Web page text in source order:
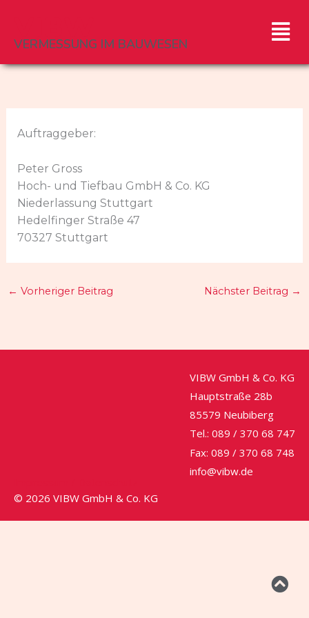
springen
VERMESSUNG IM BAUWESEN
Menü
Auftraggeber:
Peter Gross
Hoch- und Tiefbau GmbH & Co. KG
Niederlassung Stuttgart
Hedelfinger Straße 47
70327 Stuttgart
← Vorheriger Beitrag Nächster Beitrag →
VIBW GmbH & Co. KG
Hauptstraße 28b
85579 Neubiberg
Tel.: 089 / 370 68 747
Fax: 089 / 370 68 748
info@vibw.de
© 2026 VIBW GmbH & Co. KG